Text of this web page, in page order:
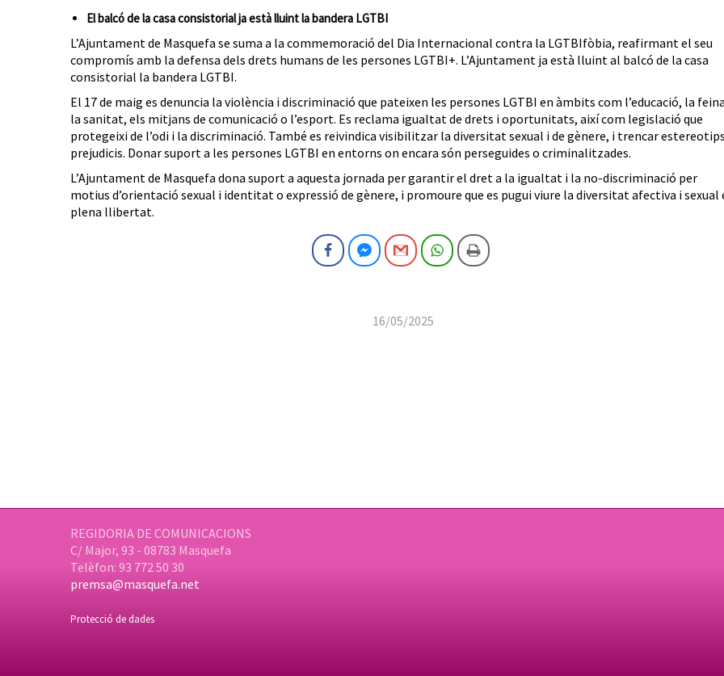
El balcó de la casa consistorial ja està lluint la bandera LGTBI
L’Ajuntament de Masquefa se suma a la commemoració del Dia Internacional contra la LGTBIfòbia, reafirmant el seu
compromís amb la defensa dels drets humans de les persones LGTBI+. L’Ajuntament ja està lluint al balcó de la casa
consistorial la bandera LGTBI.
El 17 de maig es denuncia la violència i discriminació que pateixen les persones LGTBI en àmbits com l’educació, la
la sanitat, els mitjans de comunicació o l’esport. Es reclama igualtat de drets i oportunitats, així com legislació que
protegeixi de l’odi i la discriminació. També es reivindica visibilitzar la diversitat sexual i de gènere, i trencar
prejudicis. Donar suport a les persones LGTBI en entorns on encara són perseguides o criminalitzades.
L’Ajuntament de Masquefa dona suport a aquesta jornada per garantir el dret a la igualtat i la no-discriminació per
motius d’orientació sexual i identitat o expressió de gènere, i promoure que es pugui viure la diversitat afectiva i sexual
plena llibertat.
FacebookFacebook Messenger
Gmail WhatsAppImprimeix
16/05/2025
REGIDORIA DE COMUNICACIONS
C/ Major, 93 - 08783 Masquefa
Telèfon: 93 772 50 30
premsa@masquefa.net
Protecció de dades